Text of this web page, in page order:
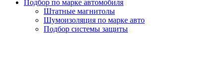
Подбор по марке автомобиля
Штатные магнитолы
Шумоизоляция по марке авто
Подбор системы защиты